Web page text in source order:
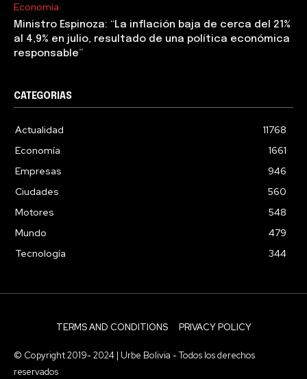
Economía
Ministro Espinoza: “La inflación baja de cerca del 21%
al 4,9% en julio, resultado de una política económica
responsable”
CATEGORIAS
Actualidad
11768
Economía
1661
Empresas
946
Ciudades
560
Motores
548
Mundo
479
Tecnología
344
TERMS AND CONDITIONS PRIVACY POLICY
© Copyright 2019- 2024 | Urbe Bolivia - Todos los derechos
reservados